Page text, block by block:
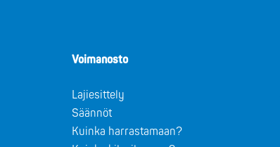
Voimanosto
Lajiesittely
Säännöt
Kuinka harrastamaan?